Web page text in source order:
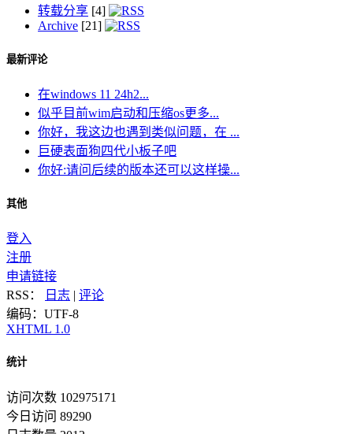
转载分享 [4]
Archive [21]
最新评论
在windows 11 24h2...
似乎目前wim启动和压缩os更多...
你好，我这边也遇到类似问题，在 ...
巨硬表面狗四代小板子吧
你好:请问后续的版本还可以这样操...
其他
登入
注册
申请链接
RSS：
日志 | 评论
编码：UTF-8
XHTML 1.0
统计
访问次数 102975171
今日访问 89290